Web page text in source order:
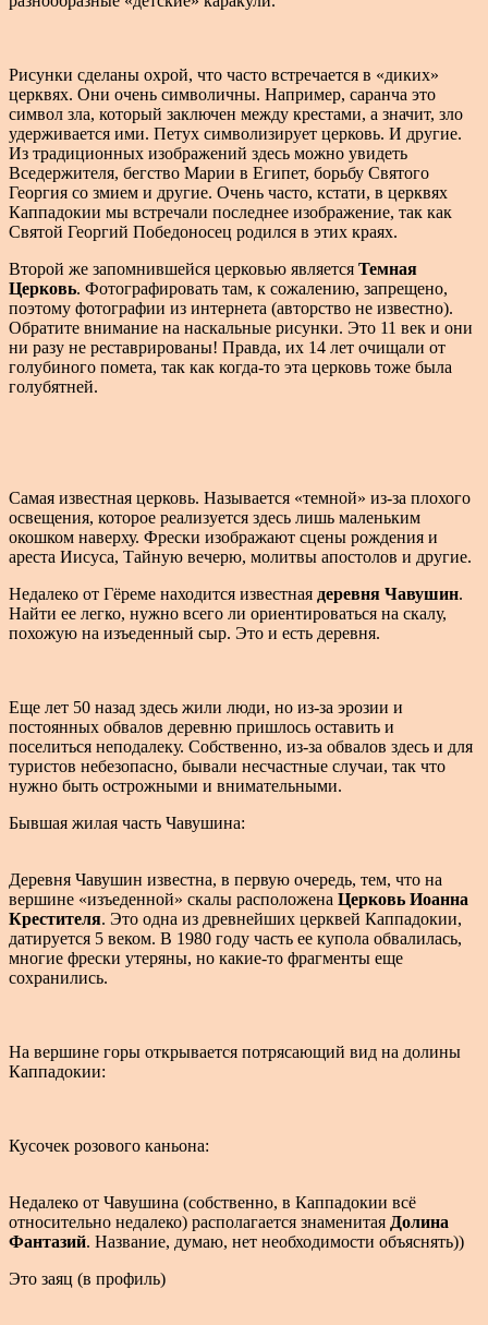
Рисунки сделаны охрой, что часто встречается в «диких»
церквях. Они очень символичны. Например, саранча это
символ зла, который заключен между крестами, а значит, зло
удерживается ими. Петух символизирует церковь. И другие.
Из традиционных изображений здесь можно увидеть
Вседержителя, бегство Марии в Египет, борьбу Святого
Георгия со змием и другие. Очень часто, кстати, в церквях
Каппадокии мы встречали последнее изображение, так как
Святой Георгий Победоносец родился в этих краях.
Второй же запомнившейся церковью является Темная
Церковь. Фотографировать там, к сожалению, запрещено,
поэтому фотографии из интернета (авторство не известно).
Обратите внимание на наскальные рисунки. Это 11 век и они
ни разу не реставрированы! Правда, их 14 лет очищали от
голубиного помета, так как когда-то эта церковь тоже была
голубятней.
Самая известная церковь. Называется «темной» из-за плохого
освещения, которое реализуется здесь лишь маленьким
окошком наверху. Фрески изображают сцены рождения и
ареста Иисуса, Тайную вечерю, молитвы апостолов и другие.
Недалеко от Гёреме находится известная деревня Чавушин.
Найти ее легко, нужно всего ли ориентироваться на скалу,
похожую на изъеденный сыр. Это и есть деревня.
Еще лет 50 назад здесь жили люди, но из-за эрозии и
постоянных обвалов деревню пришлось оставить и
поселиться неподалеку. Собственно, из-за обвалов здесь и для
туристов небезопасно, бывали несчастные случаи, так что
нужно быть острожными и внимательными.
Бывшая жилая часть Чавушина:
Деревня Чавушин известна, в первую очередь, тем, что на
вершине «изъеденной» скалы расположена Церковь Иоанна
Крестителя. Это одна из древнейших церквей Каппадокии,
датируется 5 веком. В 1980 году часть ее купола обвалилась,
многие фрески утеряны, но какие-то фрагменты еще
сохранились.
На вершине горы открывается потрясающий вид на долины
Каппадокии:
Кусочек розового каньона:
Недалеко от Чавушина (собственно, в Каппадокии всё
относительно недалеко) располагается знаменитая Долина
Фантазий. Название, думаю, нет необходимости объяснять))
Это заяц (в профиль)